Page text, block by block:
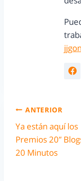
ANTERIOR
Ya están aquí los
Premios 20″
20 Minutos